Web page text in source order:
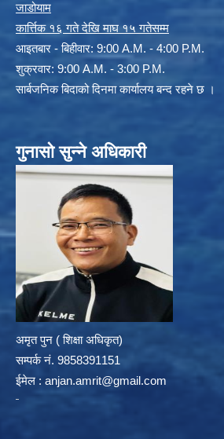
जाडोयाम
कार्त्तिक १६ गते देखि माघ १५ गतेसम्म
आइतबार - बिहीवार: 9:00 A.M. - 4:00 P.M.
शुक्रवार: 9:00 A.M. - 3:00 P.M.
सार्बजनिक बिदाको दिनमा कार्यालय बन्द रहने छ ।
गुनासो सुन्ने अधिकारी
अमृत पुन ( शिक्षा अधिकृत)
सम्पर्क न‌ं. 9858391151
ईमेल : anjan.amrit@gmail.com